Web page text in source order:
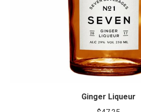
Ginger Liqueur